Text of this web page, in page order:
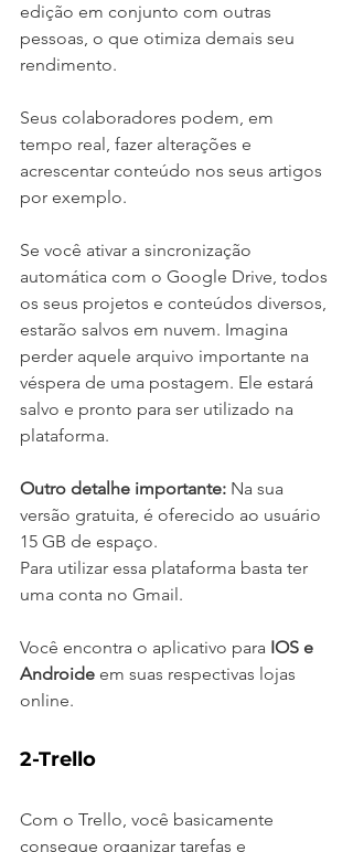
edição em conjunto com outras
pessoas, o que otimiza demais seu
rendimento.
Seus colaboradores podem, em
tempo real, fazer alterações e
acrescentar conteúdo nos seus artigos
por exemplo.
Se você ativar a sincronização
automática com o Google Drive, todos
os seus projetos e conteúdos diversos,
estarão salvos em nuvem. Imagina
perder aquele arquivo importante na
véspera de uma postagem. Ele estará
salvo e pronto para ser utilizado na
plataforma.
Outro detalhe importante: Na sua
versão gratuita, é oferecido ao usuário
15 GB de espaço.
Para utilizar essa plataforma basta ter
uma conta no Gmail.
Você encontra o aplicativo para IOS e
Androide em suas respectivas lojas
online.
2-Trello
Com o Trello, você basicamente
consegue organizar tarefas e